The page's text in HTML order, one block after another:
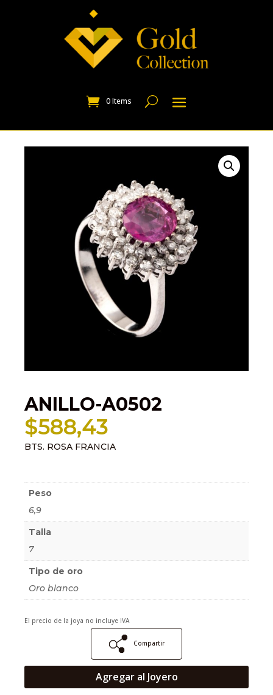
0 Items
ANILLO-A0502
$588,43
BTS. ROSA FRANCIA
Peso
6,9
Talla
7
Tipo de oro
Oro blanco
El precio de la joya no incluye IVA
Compartir
Agregar al Joyero